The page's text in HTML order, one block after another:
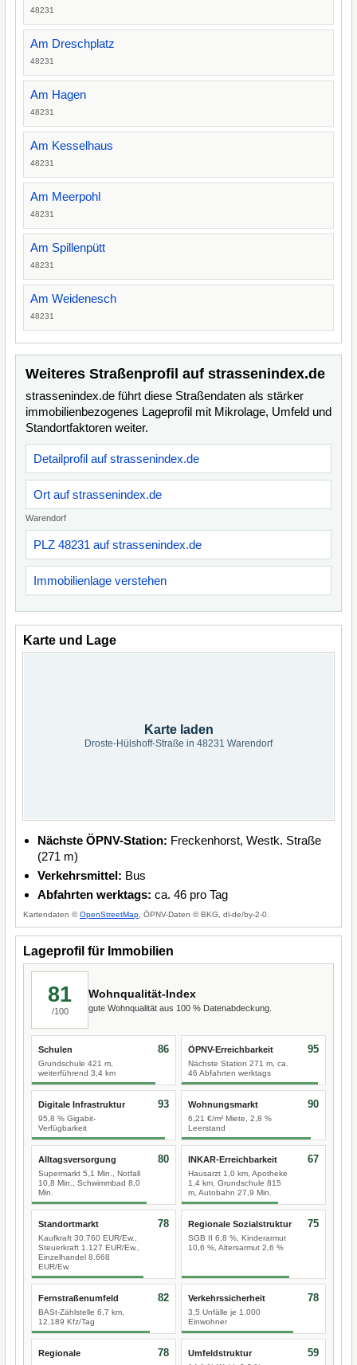
48231
Am Dreschplatz
48231
Am Hagen
48231
Am Kesselhaus
48231
Am Meerpohl
48231
Am Spillenpütt
48231
Am Weidenesch
48231
Weiteres Straßenprofil auf strassenindex.de
strassenindex.de führt diese Straßendaten als stärker
immobilienbezogenes Lageprofil mit Mikrolage, Umfeld und
Standortfaktoren weiter.
Detailprofil auf strassenindex.de
Ort auf strassenindex.de
Warendorf
PLZ 48231 auf strassenindex.de
Immobilienlage verstehen
Karte und Lage
Karte laden
Droste-Hülshoff-Straße in 48231 Warendorf
Nächste ÖPNV-Station: Freckenhorst, Westk. Straße
(271 m)
Verkehrsmittel: Bus
Abfahrten werktags: ca. 46 pro Tag
Kartendaten ©OpenStreetMap , ÖPNV-Daten © BKG, dl-de/by-2-0.
Lageprofil für Immobilien
81
/100
Wohnqualität-Index
gute Wohnqualität aus 100 % Datenabdeckung.
Schulen
Grundschule 421 m,
weiterführend 3,4 km
86 ÖPNV-Erreichbarkeit
Nächste Station 271 m, ca.
46 Abfahrten werktags
95
Digitale Infrastruktur
95,8 % Gigabit-
Verfügbarkeit
93 Wohnungsmarkt
6,21 €/m² Miete, 2,8 %
Leerstand
90
Alltagsversorgung
Supermarkt 5,1 Min., Notfall
10,8 Min., Schwimmbad 8,0
Min.
80 INKAR-Erreichbarkeit
Hausarzt 1,0 km, Apotheke
1,4 km, Grundschule 815
m, Autobahn 27,9 Min.
67
Standortmarkt
Kaufkraft 30.760 EUR/Ew.,
Steuerkraft 1.127 EUR/Ew.,
Einzelhandel 8.668
EUR/Ew.
78 Regionale Sozialstruktur
SGB II 6,8 %, Kinderarmut
10,6 %, Altersarmut 2,6 %
75
Fernstraßenumfeld
BASt-Zählstelle 6,7 km,
12.189 Kfz/Tag
82 Verkehrssicherheit
3,5 Unfälle je 1.000
Einwohner
78
Regionale
78 Umfeldstruktur 59